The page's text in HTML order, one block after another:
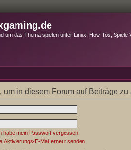
um das Thema spielen unter Linux! How-Tos,
um in diesem Forum auf Beiträge zu
habe mein Passwort vergessen
Aktivierungs-E-Mail erneut senden